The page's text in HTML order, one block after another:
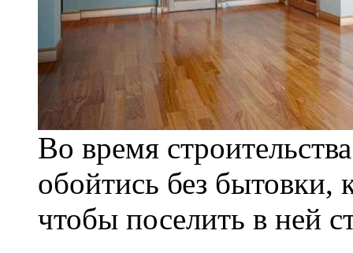
Во время
обойтись без бытовки,
чтобы поселить в ней